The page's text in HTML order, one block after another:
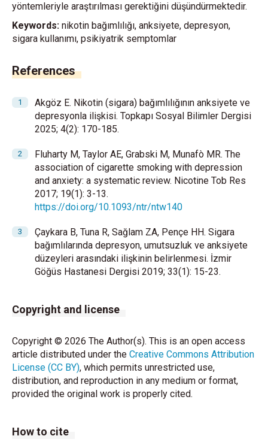
yöntemleriyle araştırılması gerektiğini düşündürmektedir.
Keywords: nikotin bağımlılığı, anksiyete, depresyon,
sigara kullanımı, psikiyatrik semptomlar
References
Akgöz E. Nikotin (sigara) bağımlılığının anksiyete ve
depresyonla ilişkisi. Topkapı Sosyal Bilimler Dergisi
2025; 4(2): 170-185.
Fluharty M, Taylor AE, Grabski M, Munafò MR. The
association of cigarette smoking with depression
and anxiety: a systematic review. Nicotine Tob Res
2017; 19(1): 3-13.
https://doi.org/10.1093/ntr/ntw140
Çaykara B, Tuna R, Sağlam ZA, Pençe HH. Sigara
bağımlılarında depresyon, umutsuzluk ve anksiyete
düzeyleri arasındaki ilişkinin belirlenmesi. İzmir
Göğüs Hastanesi Dergisi 2019; 33(1): 15-23.
Copyright and license
Copyright © 2026 The Author(s). This is an open access
article distributed under the Creative Commons Attribution
License (CC BY), which permits unrestricted use,
distribution, and reproduction in any medium or format,
provided the original work is properly cited.
How to cite